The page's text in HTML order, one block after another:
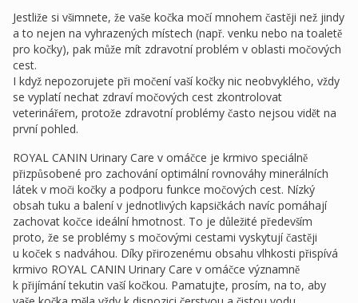
Jestliže si všimnete, že vaše kočka močí mnohem častěji než jindy
a to nejen na vyhrazených místech (např. venku nebo na toaletě
pro kočky), pak může mít zdravotní problém v oblasti močových
cest.
I když nepozorujete při močení vaší kočky nic neobvyklého, vždy
se vyplatí nechat zdraví močových cest zkontrolovat
veterinářem, protože zdravotní problémy často nejsou vidět na
první pohled.
ROYAL CANIN Urinary Care v omáčce je krmivo speciálně
přizpůsobené pro zachování optimální rovnováhy minerálních
látek v moči kočky a podporu funkce močových cest. Nízký
obsah tuku a balení v jednotlivých kapsičkách navíc pomáhají
zachovat kočce ideální hmotnost. To je důležité především
proto, že se problémy s močovými cestami vyskytují častěji
u koček s nadváhou. Díky přirozenému obsahu vlhkosti přispívá
krmivo ROYAL CANIN Urinary Care v omáčce významně
k přijímání tekutin vaší kočkou. Pamatujte, prosím, na to, aby